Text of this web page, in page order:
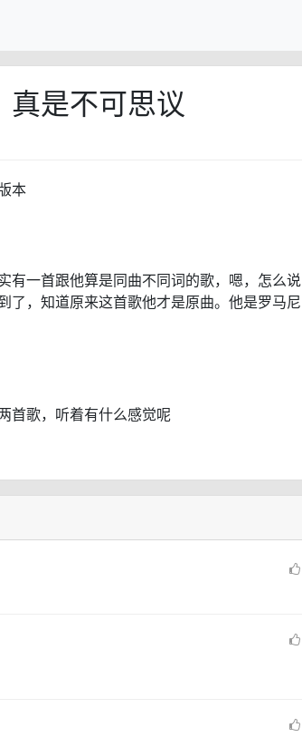
是不可思议
本
有一首跟他算是同曲不同词的歌，嗯，怎么说
了，知道原来这首歌他才是原曲。他是罗马尼
首歌，听着有什么感觉呢